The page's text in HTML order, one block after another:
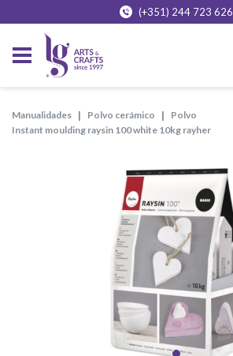
(+351) 244 723 626
manualidades polvo cerámico
polvo
instant moulding raysin 100 white 10kg rayher